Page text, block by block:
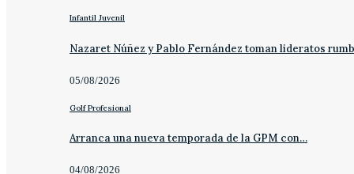
Infantil Juvenil
Nazaret Núñez y Pablo Fernández toman lideratos
05/08/2026
Golf Profesional
Arranca una nueva temporada de la GPM con…
04/08/2026